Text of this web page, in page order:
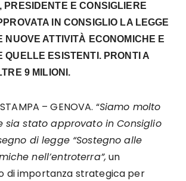
PRESIDENTE E CONSIGLIERE
IN CONSIGLIO LA LEGGE
NUOVE ATTIVITÀ ECONOMICHE E
QUELLE ESISTENTI. PRONTI A
9 MILIONI.
– GENOVA. “Siamo molto
sia stato approvato in Consiglio
di legge “Sostegno alle
nell’entroterra”, un
di importanza strategica per